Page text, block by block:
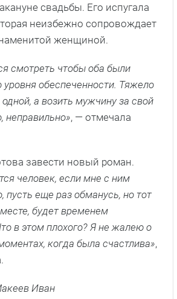
свадьбы. Его испугала
неизбежно сопровождает
женщиной.
смотреть чтобы оба были
уровня обеспеченности. Тяжело
а возить мужчину за свой
неправильно», — отмечала
завести новый роман.
человек, если мне с ним
пусть еще раз обманусь, но тот
будет временем
в этом плохого? Я не жалею о
когда была счастлива»,
Иван